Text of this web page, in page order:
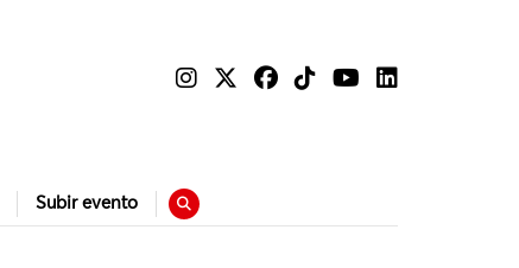
Subir evento